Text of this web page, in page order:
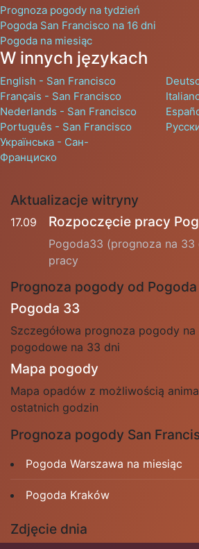
Prognoza pogody na tydzień
Pogoda San Francisco na 16 dni
Pogoda na miesiąc
W innych językach
English - San Francisco
Français - San Francisco
Nederlands - San Francisco
Português - San Francisco
Українська - Сан-
Франциско
Aktualizacje witryny
17.09 Rozpoczęcie pracy
Pogoda33 (prognoza na
pracy
Prognoza pogody od
Pogoda 33
Szczegółowa prognoza pogody
pogodowe na 33 dni
Mapa pogody
Mapa opadów z możliwością
ostatnich godzin
Prognoza pogody San
Pogoda Warszawa na miesiąc
Pogoda Kraków
Zdjęcie dnia